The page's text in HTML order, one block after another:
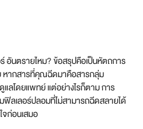
อันตรายไหม? ข้อสรุปคือเป็นหัตถการ
หากสารที่คุณฉีดมาคือสารกลุ่ม
แลโดยแพทย์ แต่อย่างไรก็ตาม การ
ฟิลเลอร์ปลอมที่ไม่สามารถฉีดสลายได้
จก่อนเสมอ